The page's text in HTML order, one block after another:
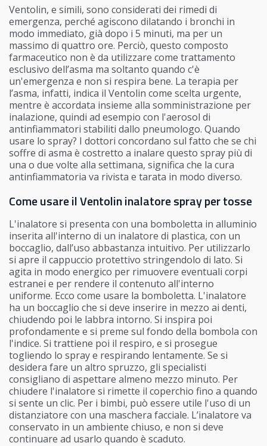
Ventolin, e simili, sono considerati dei rimedi di
emergenza, perché agiscono dilatando i bronchi in
modo immediato, già dopo i 5 minuti, ma per un
massimo di quattro ore. Perciò, questo composto
farmaceutico non è da utilizzare come trattamento
esclusivo dell’asma ma soltanto quando c'è
un'emergenza e non si respira bene. La terapia per
l’asma, infatti, indica il Ventolin come scelta urgente,
mentre è accordata insieme alla somministrazione per
inalazione, quindi ad esempio con l'aerosol di
antinfiammatori stabiliti dallo pneumologo. Quando
usare lo spray? I dottori concordano sul fatto che se chi
soffre di asma è costretto a inalare questo spray più di
una o due volte alla settimana, significa che la cura
antinfiammatoria va rivista e tarata in modo diverso.
Come usare il Ventolin inalatore spray per tosse
L'inalatore si presenta con una bomboletta in alluminio
inserita all'interno di un inalatore di plastica, con un
boccaglio, dall’uso abbastanza intuitivo. Per utilizzarlo
si apre il cappuccio protettivo stringendolo di lato. Si
agita in modo energico per rimuovere eventuali corpi
estranei e per rendere il contenuto all'interno
uniforme. Ecco come usare la bomboletta. L'inalatore
ha un boccaglio che si deve inserire in mezzo ai denti,
chiudendo poi le labbra intorno. Si inspira poi
profondamente e si preme sul fondo della bombola con
l'indice. Si trattiene poi il respiro, e si prosegue
togliendo lo spray e respirando lentamente. Se si
desidera fare un altro spruzzo, gli specialisti
consigliano di aspettare almeno mezzo minuto. Per
chiudere l'inalatore si rimette il coperchio fino a quando
si sente un clic. Per i bimbi, può essere utile l'uso di un
distanziatore con una maschera facciale. L’inalatore va
conservato in un ambiente chiuso, e non si deve
continuare ad usarlo quando è scaduto.